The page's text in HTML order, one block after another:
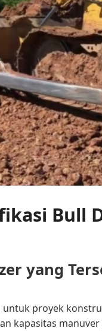
Bull
yang
untuk proyek
kapasitas